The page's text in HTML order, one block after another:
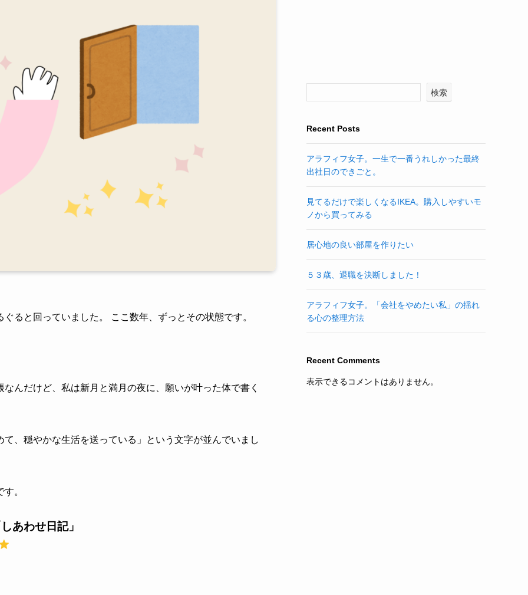
ると回っていました。 ここ数年、ずっとその状態です。
んだけど、私は新月と満月の夜に、願いが叶った体で書く
、穏やかな生活を送っている」という文字が並んでいまし
。
あわせ日記」
検索
Recent Posts
アラフィフ女子。一生で一番うれしかった最終
出社日のできごと。
見てるだけで楽しくなるIKEA。購入しやすいモ
ノから買ってみる
居心地の良い部屋を作りたい
５３歳、退職を決断しました！
アラフィフ女子。「会社をやめたい私」の揺れ
る心の整理方法
Recent Comments
表示できるコメントはありません。